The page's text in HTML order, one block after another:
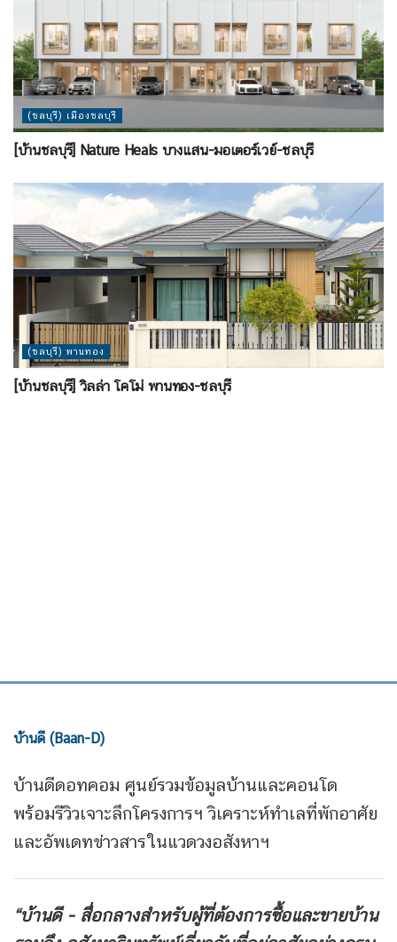
(ชลบุรี) เมืองชลบุรี
[บ้านชลบุรี] Nature Heals บางแสน-มอเตอร์เวย์-ชลบุรี
(ชลบุรี) พานทอง
[บ้านชลบุรี] วิลล่า โคโม่ พานทอง-ชลบุรี
บ้านดี (Baan-D)
บ้านดีดอทคอม ศูนย์รวมข้อมูลบ้านและคอนโด
พร้อมรีวิวเจาะลึกโครงการฯ วิเคราะห์ทำเลที่พักอาศัย
และอัพเดทข่าวสารในแวดวงอสังหาฯ
“บ้านดี - สื่อกลางสำหรับผู้ที่ต้องการซื้อและขายบ้าน